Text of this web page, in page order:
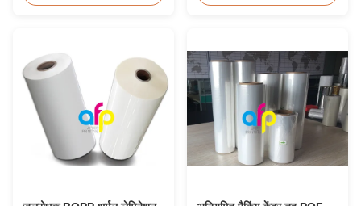
साथ, आउटडोर साइनेज, पोस्टर और
Gift Packaging Film Laser
range of designs for wrapping
gifts. This laser holographic
lamination film makes
packaging ...